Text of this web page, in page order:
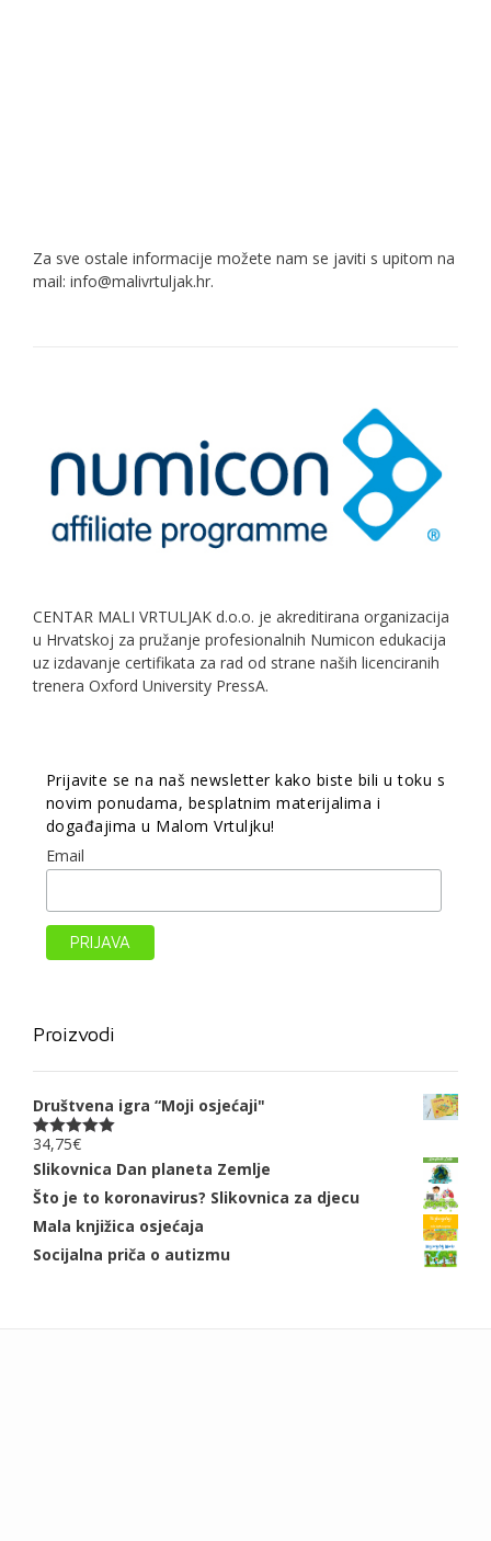
Za sve ostale informacije možete nam se javiti s upitom na
mail: info@malivrtuljak.hr.
CENTAR MALI VRTULJAK d.o.o. je akreditirana organizacija
u Hrvatskoj za pružanje profesionalnih Numicon edukacija
uz izdavanje certifikata za rad od strane naših licenciranih
trenera Oxford University PressA.
Prijavite se na naš newsletter kako biste bili u toku s
novim ponudama, besplatnim materijalima i
događajima u Malom Vrtuljku!
Email
Proizvodi
Društvena igra “Moji osjećaji"
Ocjenjeno
5.00
od 5
34,75€
Slikovnica Dan planeta Zemlje
Što je to koronavirus? Slikovnica za djecu
Mala knjižica osjećaja
Socijalna priča o autizmu